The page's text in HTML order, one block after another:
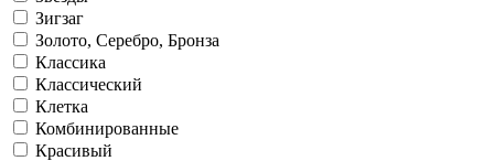
Зигзаг
Золото, Серебро, Бронза
Классика
Классический
Клетка
Комбинированные
Красивый